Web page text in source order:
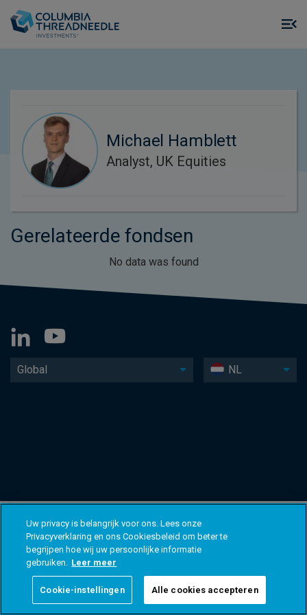
Michael Hamblett
Analyst, UK Equities
Gerelateerde fondsen
No data was found
Global NL
Uw privacy is belangrijk voor ons. Lees onze
Privacyverklaring en ons Cookiesbeleid om beter te
begrijpen hoe wij uw persoonlijke informatie
gebruiken. Leer meer
Cookie-instellingen Alle cookies accepteren